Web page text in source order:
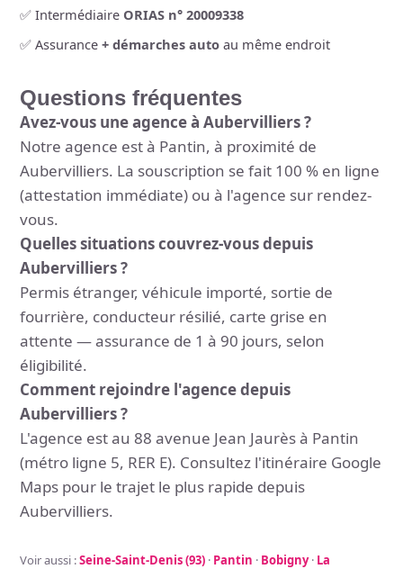
✅ Intermédiaire ORIAS n° 20009338
✅ Assurance + démarches auto au même endroit
Questions fréquentes
Avez-vous une agence à Aubervilliers ?
Notre agence est à Pantin, à proximité de
Aubervilliers. La souscription se fait 100 % en ligne
(attestation immédiate) ou à l'agence sur rendez-
vous.
Quelles situations couvrez-vous depuis
Aubervilliers ?
Permis étranger, véhicule importé, sortie de
fourrière, conducteur résilié, carte grise en
attente — assurance de 1 à 90 jours, selon
éligibilité.
Comment rejoindre l'agence depuis
Aubervilliers ?
L'agence est au 88 avenue Jean Jaurès à Pantin
(métro ligne 5, RER E). Consultez l'itinéraire Google
Maps pour le trajet le plus rapide depuis
Aubervilliers.
Voir aussi :Seine-Saint-Denis (93) · Pantin · Bobigny· La